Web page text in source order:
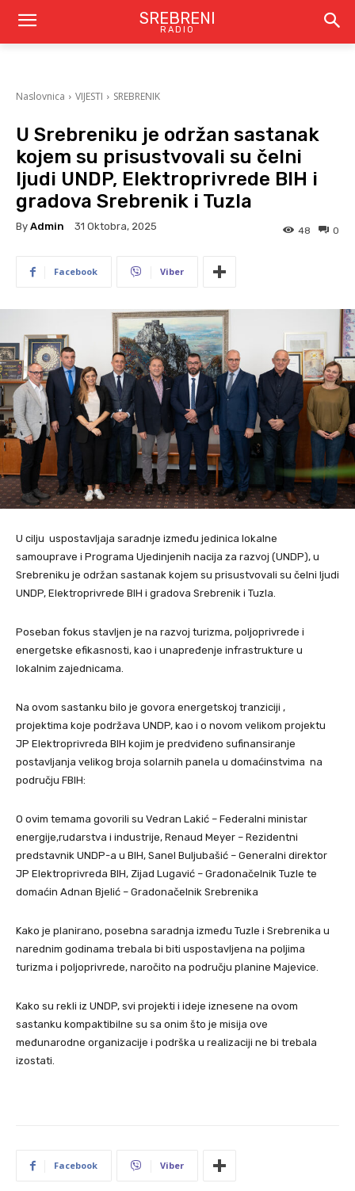
SREBRENI
RADIO
Naslovnica VIJESTI SREBRENIK
U Srebreniku je održan sastanak
kojem su prisustvovali su čelni
ljudi UNDP, Elektroprivrede BIH i
gradova Srebrenik i Tuzla
By Admin 31 Oktobra, 2025 0
48
Facebook Viber
U cilju uspostavljaja saradnje između jedinica lokalne
samouprave i Programa Ujedinjenih nacija za razvoj (UNDP), u
Srebreniku je održan sastanak kojem su prisustvovali su čelni ljudi
UNDP, Elektroprivrede BIH i gradova Srebrenik i Tuzla.
Poseban fokus stavljen je na razvoj turizma, poljoprivrede i
energetske efikasnosti, kao i unapređenje infrastrukture u
lokalnim zajednicama.
Na ovom sastanku bilo je govora energetskoj tranziciji ,
projektima koje podržava UNDP, kao i o novom velikom projektu
JP Elektroprivreda BIH kojim je predviđeno sufinansiranje
postavljanja velikog broja solarnih panela u domaćinstvima na
području FBIH:
O ovim temama govorili su Vedran Lakić – Federalni ministar
energije,rudarstva i industrije, Renaud Meyer – Rezidentni
predstavnik UNDP-a u BIH, Sanel Buljubašić – Generalni direktor
JP Elektroprivreda BIH, Zijad Lugavić – Gradonačelnik Tuzle te
domaćin Adnan Bjelić – Gradonačelnik Srebrenika
Kako je planirano, posebna saradnja između Tuzle i Srebrenika u
narednim godinama trebala bi biti uspostavljena na poljima
turizma i poljoprivrede, naročito na području planine Majevice.
Kako su rekli iz UNDP, svi projekti i ideje iznesene na ovom
sastanku kompaktibilne su sa onim što je misija ove
međunarodne organizacije i podrška u realizaciji ne bi trebala
izostati.
Facebook Viber